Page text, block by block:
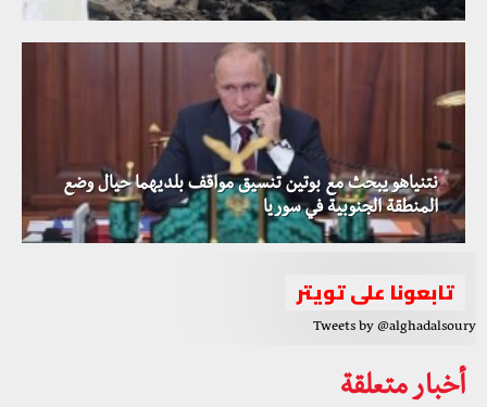
نتنياهو يبحث مع بوتين تنسيق مواقف بلديهما حيال وضع
المنطقة الجنوبية في سوريا
تابعونا على تويتر
Tweets by @alghadalsoury
أخبار متعلقة